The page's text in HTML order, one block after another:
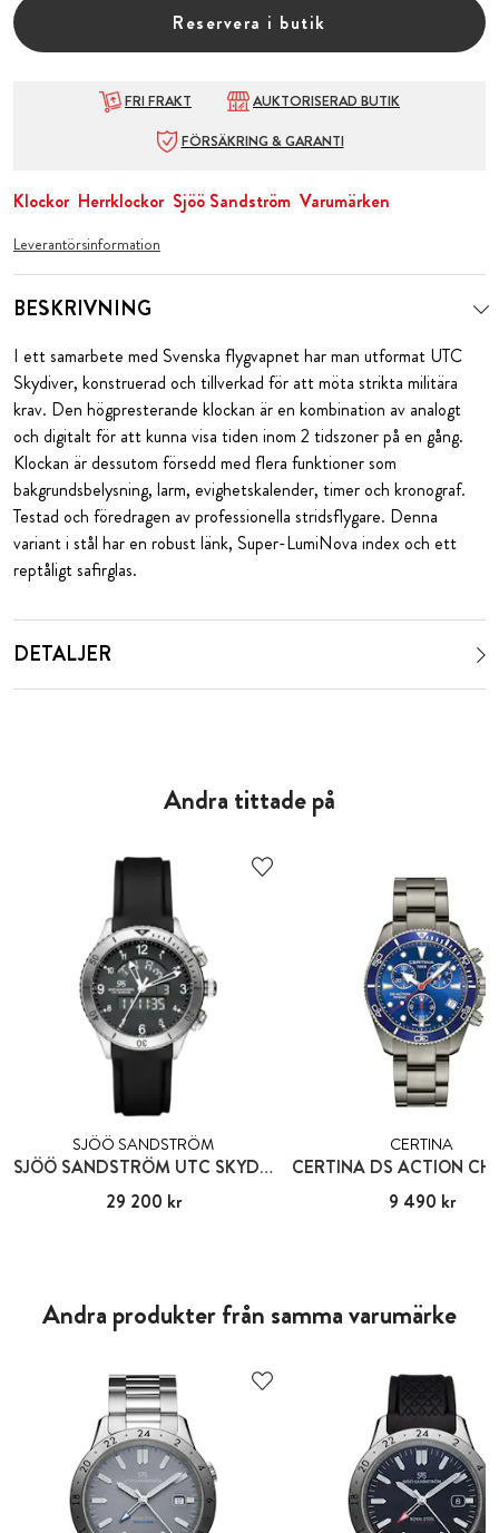
Reservera i butik
FRI FRAKT
AUKTORISERAD BUTIK
FÖRSÄKRING & GARANTI
Klockor Herrklockor Sjöö Sandström Varumärken
Leverantörsinformation
BESKRIVNING
I ett samarbete med Svenska flygvapnet har man utformat UTC
Skydiver, konstruerad och tillverkad för att möta strikta militära
krav. Den högpresterande klockan är en kombination av analogt
och digitalt för att kunna visa tiden inom 2 tidszoner på en gång.
Klockan är dessutom försedd med flera funktioner som
bakgrundsbelysning, larm, evighetskalender, timer och kronograf.
Testad och föredragen av professionella stridsflygare. Denna
variant i stål har en robust länk, Super-LumiNova index och ett
reptåligt safirglas.
DETALJER
Andra tittade på
SJÖÖ SANDSTRÖM
SJÖÖ SANDSTRÖM UTC SKYDIVER
Pris:29 200 kr
29 200 kr
CERTINA
Pris :9 490 kr
9 490 kr
Andra produkter från samma varumärke